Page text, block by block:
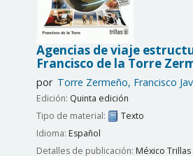
Agencias de viaje
Francisco de la Torre
por Torre Zermeño, Francisco
Edición: Quinta edición
Tipo de material:
Texto
Idioma: Español
Detalles de publicación: México Trillas